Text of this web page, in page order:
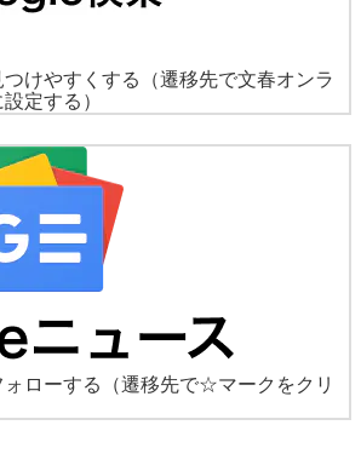
けやすくする
（遷移先で文春オンラ
定する）
ローする
（遷移先で☆マークをクリ